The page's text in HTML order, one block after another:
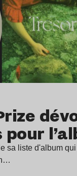
sa liste d'album